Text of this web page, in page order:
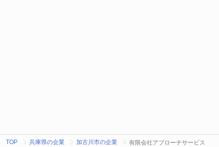
TOP 兵庫県の企業 加古川市の企業 有限会社アプローチサービス